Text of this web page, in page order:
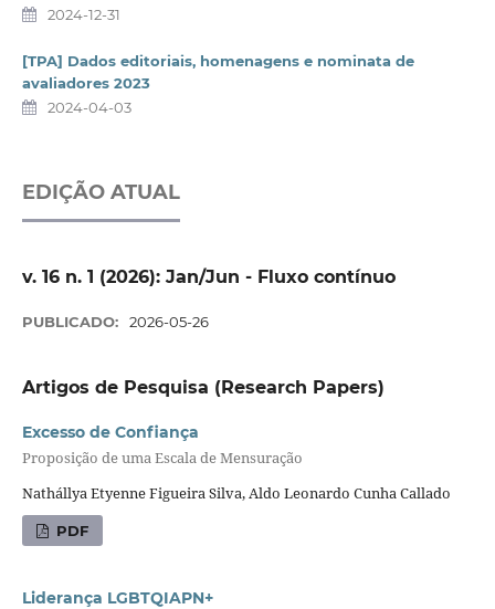
2024-12-31
[TPA] Dados editoriais, homenagens e nominata de
avaliadores 2023
2024-04-03
EDIÇÃO ATUAL
v. 16 n. 1 (2026): Jan/Jun - Fluxo contínuo
PUBLICADO: 2026-05-26
Artigos de Pesquisa (Research Papers)
Excesso de Confiança
Proposição de uma Escala de Mensuração
Nathállya Etyenne Figueira Silva, Aldo Leonardo Cunha Callado
PDF
Liderança LGBTQIAPN+